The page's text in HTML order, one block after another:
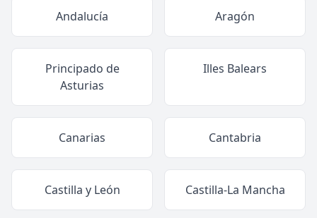
Andalucía Aragón
Principado de
Asturias
Illes Balears
Canarias Cantabria
Castilla y León Castilla-La Mancha